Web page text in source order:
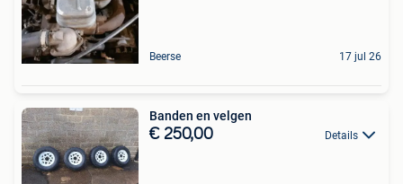
Beerse 17 jul 26
Banden en velgen
€ 250,00 Details